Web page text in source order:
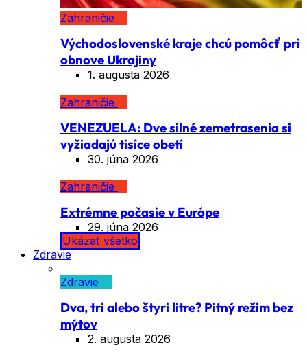
Zahraničie
Východoslovenské kraje chcú pomôcť pri
obnove Ukrajiny
1. augusta 2026
Zahraničie
VENEZUELA: Dve silné zemetrasenia si
vyžiadajú tisíce obetí
30. júna 2026
Zahraničie
Extrémne počasie v Európe
29. júna 2026
Ukázať všetko
Zdravie
Zdravie
Dva, tri alebo štyri litre? Pitný režim bez
mýtov
2. augusta 2026